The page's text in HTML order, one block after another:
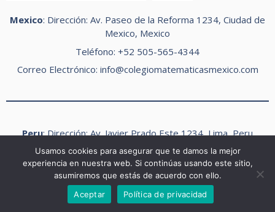
Mexico: Dirección: Av. Paseo de la Reforma 1234, Ciudad de
Mexico, Mexico
Teléfono: +52 505-565-4344
Correo Electrónico: info@colegiomatematicasmexico.com
Peru: Dirección: Av. Javier Prado Este 1234, Lima, Peru
Teléfono: +51 424-484-3343
Correo Electrónico:info@colegiomatematicasperu.com
2026 Problemas Matematicos ©
Usamos cookies para asegurar que te damos la mejor
experiencia en nuestra web. Si continúas usando este sitio,
asumiremos que estás de acuerdo con ello.
Aceptar
Política de privacidad